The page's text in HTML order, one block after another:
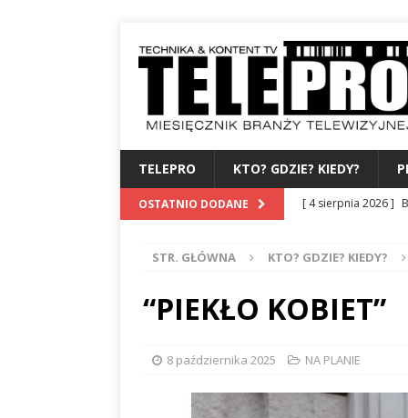
TELEPRO KTO? GDZIE? KIEDY?
OSTATNIO DODANE [ 4 sierpnia 2026 ]
[ 3 sierpnia 2026 ]
WYDAWCA
[ 27 lipca 2026 ]
STR. GŁÓWNA KTO? GDZIE? KIEDY?
“PIEKŁO KOBIET”
8 października 2025 NA PLANIE